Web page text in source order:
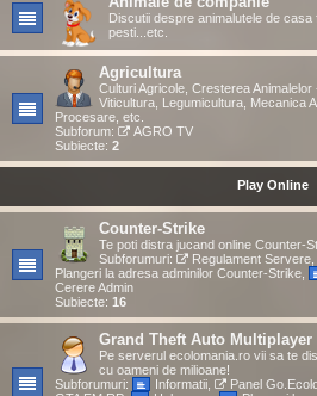
Discutii despre animalutele de
pesti...etc.
Agricultura
Culturi Agricole, Cresterea
Viticultura, Legumicultura, Mecanica
Procesare, etc.
Subforum:
AGRO TV
Subiecte: 2
Play Online
Counter-Strike
Te poti distra jucand online Counter-
Subforumuri:
Regulament Servere,
Plangeri la adresa adminilor Counter-Strike
Cerere Admin
Subiecte: 16
Grand Theft Auto Multiplayer
Pe serverul ecolomania.ro vii sa te
cu oameni de milioane!
Subforumuri:
Informatii, Panel